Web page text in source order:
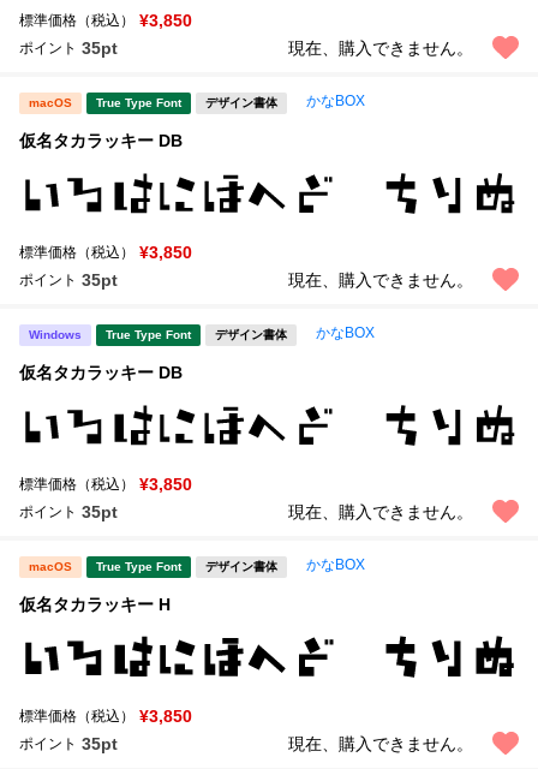
標準価格（税込） ¥3,850
ポイント 35pt 現在、購入できません。
macOS True Type Font デザイン書体 かなBOX
仮名タカラッキー DB
標準価格（税込） ¥3,850
ポイント 35pt 現在、購入できません。
Windows True Type Font デザイン書体 かなBOX
仮名タカラッキー DB
標準価格（税込） ¥3,850
ポイント 35pt 現在、購入できません。
macOS True Type Font デザイン書体 かなBOX
仮名タカラッキー H
標準価格（税込） ¥3,850
ポイント 35pt 現在、購入できません。